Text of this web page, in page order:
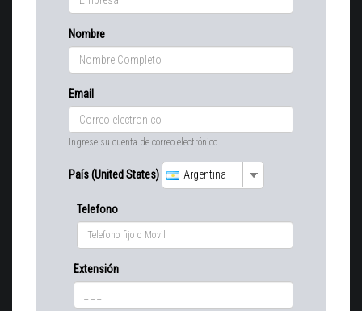
Nombre
Email
Ingrese su cuenta de correo electrónico.
País (United States) Argentina
Telefono
Extensión